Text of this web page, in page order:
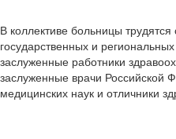
В коллективе больницы
государственных и
заслуженные работники
заслуженные врачи Российской
медицинских наук и отличники